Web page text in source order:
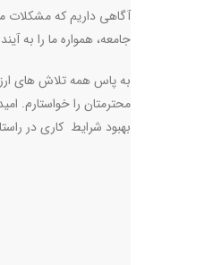
آگاهی داریم که مشکلات
جامعه، همواره ما را به
به پاس همه تلاش های
محترمتان را خواستارم.
بهبود شرایط کاری در